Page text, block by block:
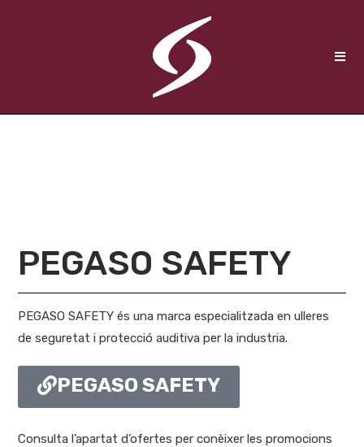
PEGASO SAFETY
PEGASO SAFETY és una marca especialitzada en ulleres
de seguretat i protecció auditiva per la industria.
PEGASO SAFETY
Consulta l’apartat d’ofertes per conèixer les promocions